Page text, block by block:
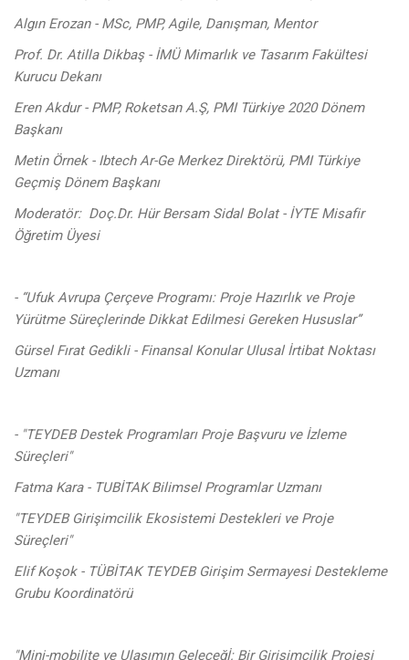
Algın Erozan - MSc, PMP, Agile, Danışman, Mentor
Prof. Dr. Atilla Dikbaş - İMÜ Mimarlık ve Tasarım Fakültesi
Kurucu Dekanı
Eren Akdur - PMP, Roketsan A.Ş, PMI Türkiye 2020 Dönem
Başkanı
Metin Örnek - Ibtech Ar-Ge Merkez Direktörü, PMI Türkiye
Geçmiş Dönem Başkanı
Moderatör: Doç.Dr. Hür Bersam Sidal Bolat - İYTE Misafir
Öğretim Üyesi
- “Ufuk Avrupa Çerçeve Programı: Proje Hazırlık ve Proje
Yürütme Süreçlerinde Dikkat Edilmesi Gereken Hususlar”
Gürsel Fırat Gedikli - Finansal Konular Ulusal İrtibat Noktası
Uzmanı
- "TEYDEB Destek Programları Proje Başvuru ve İzleme
Süreçleri"
Fatma Kara - TUBİTAK Bilimsel Programlar Uzmanı
"TEYDEB Girişimcilik Ekosistemi Destekleri ve Proje
Süreçleri"
Elif Koşok - TÜBİTAK TEYDEB Girişim Sermayesi Destekleme
Grubu Koordinatörü
"Mini-mobilite ve Ulaşımın Geleceğİ: Bir Girişimcilik Projesi